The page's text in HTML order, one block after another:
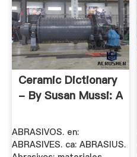
Ceramic Dictionary
- By Susan Mussi: A
ABRASIVOS. en:
ABRASIVES. ca: ABRASIUS.